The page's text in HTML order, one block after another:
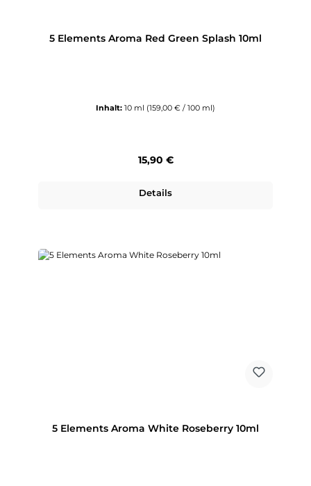
5 Elements Aroma Red Green Splash 10ml
Inhalt: 10 ml (159,00 € / 100 ml)
Regulärer Preis:
15,90 €
Details
5 Elements Aroma White Roseberry 10ml